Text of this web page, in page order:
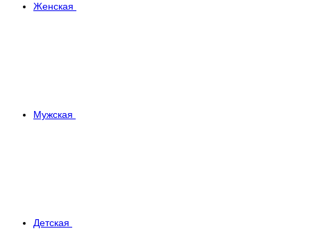
Женская
Мужская
Детская